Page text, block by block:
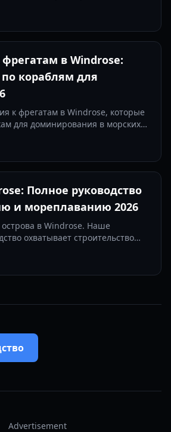
слитки.
в Windrose:
кораблям для
к фрегатам в Windrose, которые
для доминирования в морских
тактиках на 2026 год.
Полное руководство
и мореплаванию 2026
в Windrose. Наше
охватывает строительство
Advertisement